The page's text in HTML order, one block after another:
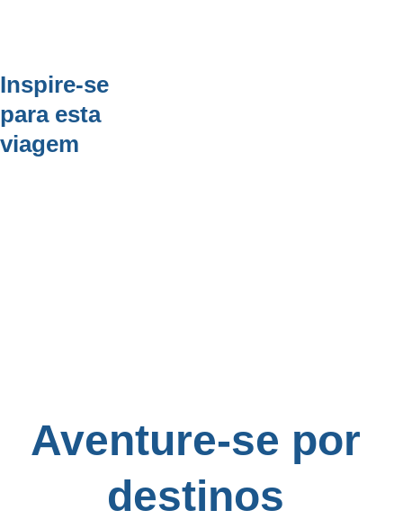
Inspire-se
para esta
viagem
Aventure-se por
destinos